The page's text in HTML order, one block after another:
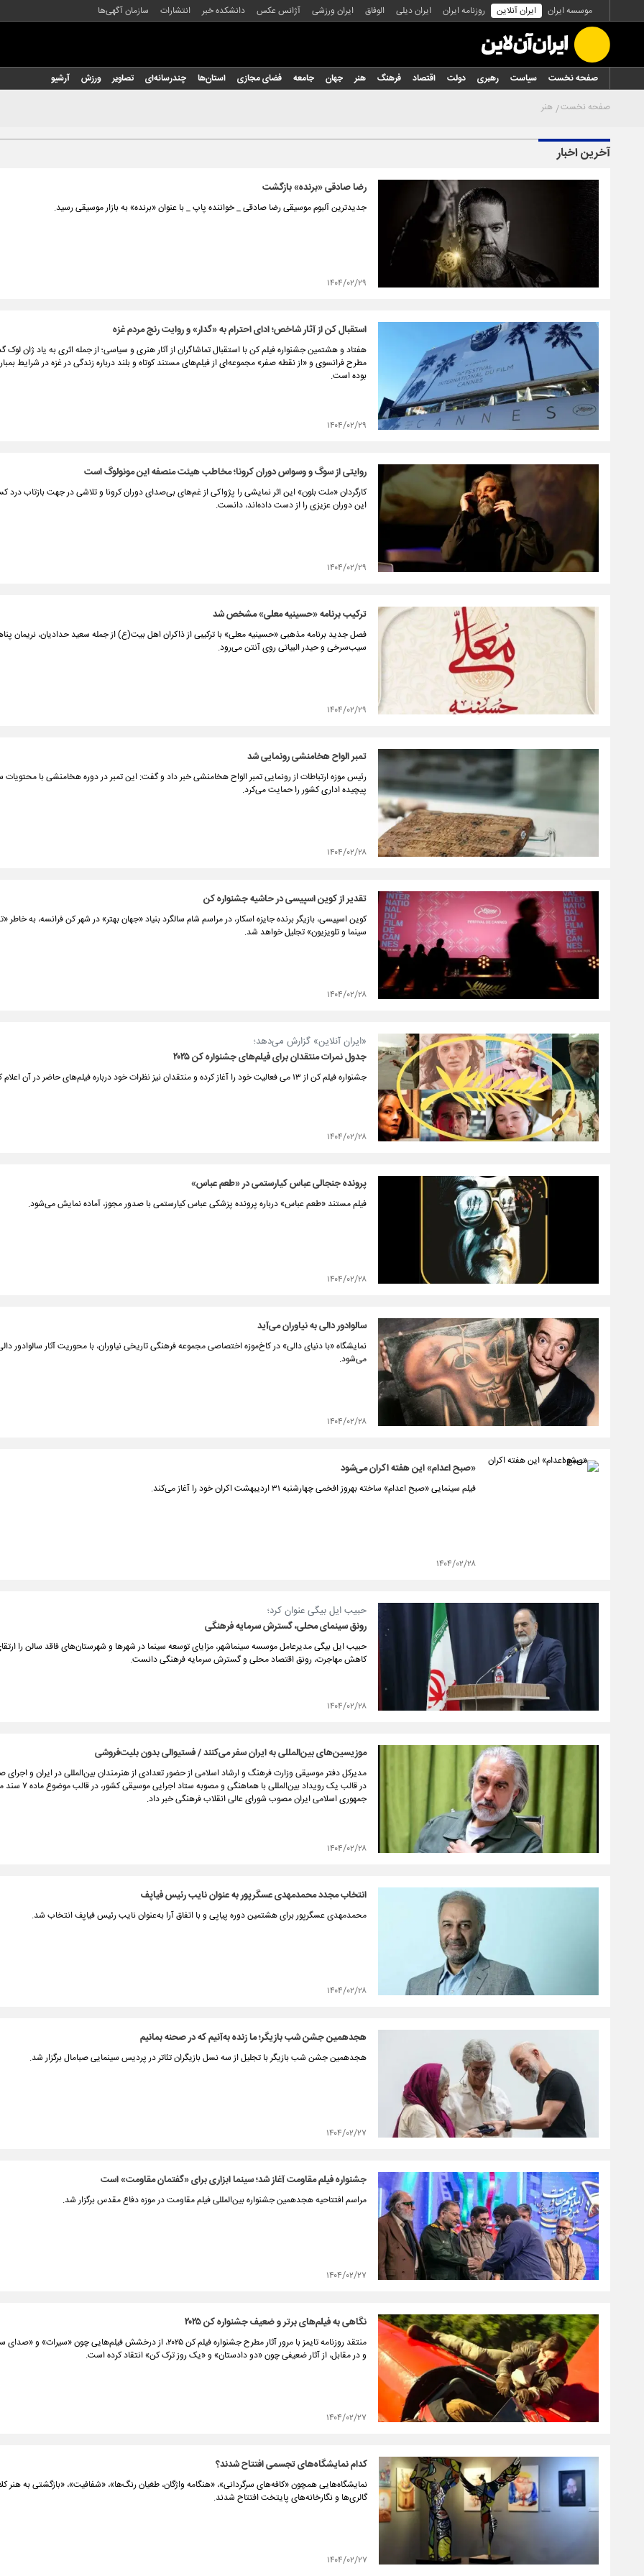
موسسه ایران ایران آنلاین روزنامه ایران ایران دیلی الوفاق ایران ورزشی آژانس عکس دانشکده خبر انتشارات سازمان آگهی‌ها
صفحه نخست سیاست رهبری دولت اقتصاد فرهنگ هنر جهان جامعه فضای مجازی استان‌ها چندرسانه‌ای تصاویر ورزش آرشیو
صفحه نخست هنر
آخرین اخبار
رضا صادقی «برنده» بازگشت
جدیدترین آلبوم موسیقی رضا صادقی _ خواننده پاپ _ با عنوان «برنده» به بازار موسیقی رسید.
۱۴۰۴/۰۲/۲۹
استقبال کن از آثار شاخص؛ ادای احترام به «گدار» و روایت رنج مردم غزه
هفتاد و هشتمین جشنواره فیلم کن با استقبال تماشاگران از آثار هنری و سیاسی؛ از جمله اثری به یاد ژان لوک
مطرح فرانسوی و «از نقطه صفر» مجموعه‌ای از فیلم‌های مستند کوتاه و بلند درباره زندگی در غزه در شرایط
بوده است.
۱۴۰۴/۰۲/۲۹
روایتی از سوگ و وسواس دوران کرونا؛ مخاطب هیئت منصفه این مونولوگ است
کارگردان «ملت بلون» این اثر نمایشی را پژواکی از غم‌های بی‌صدای دوران کرونا و تلاشی در جهت بازتاب درد
این دوران عزیزی را از دست داده‌اند، دانست.
۱۴۰۴/۰۲/۲۹
ترکیب برنامه «حسینیه معلی» مشخص شد
فصل جدید برنامه مذهبی «حسینیه معلی» با ترکیبی از ذاکران اهل بیت(ع) از جمله سعید حدادیان، نریمان
سیب‌سرخی و حیدر البیاتی روی آنتن می‌رود.
۱۴۰۴/۰۲/۲۹
تمبر الواح هخامنشی رونمایی شد
رئیس موزه ارتباطات از رونمایی تمبر الواح هخامنشی خبر داد و گفت: این تمبر در دوره هخامنشی با محتویات
پیچیده اداری کشور را حمایت می‌کرد.
۱۴۰۴/۰۲/۲۸
تقدیر از کوین اسپیسی در حاشیه جشنواره کن
کوین اسپیسی، بازیگر برنده جایزه اسکار، در مراسم شام سالگرد بنیاد «جهان بهتر» در شهر کن فرانسه، به‌ خاطر
سینما و تلویزیون» تجلیل خواهد شد.
۱۴۰۴/۰۲/۲۸
«ایران آنلاین» گزارش می‌دهد؛
جدول نمرات منتقدان برای فیلم‌های جشنواره کن ۲۰۲۵
جشنواره فیلم کن از ۱۳ می فعالیت خود را آغاز کرده و منتقدان نیز نظرات خود درباره فیلم‌های حاضر در آن اعلام کرده‌اند.
۱۴۰۴/۰۲/۲۸
پرونده جنجالی عباس کیارستمی در «طعم عباس»
فیلم مستند «طعم عباس» درباره پرونده پزشکی عباس کیارستمی با صدور مجوز، آماده نمایش می‌شود.
۱۴۰۴/۰۲/۲۸
سالوادور دالی به نیاوران می‌آید
نمایشگاه «با دنیای دالی» در کاخ‌موزه اختصاصی مجموعه فرهنگی‌ تاریخی نیاوران، با محوریت آثار سالوادور دالی
می‌شود.
۱۴۰۴/۰۲/۲۸
«صبح اعدام» این هفته اکران می‌شود
فیلم سینمایی «صبح اعدام» ساخته بهروز افخمی چهارشنبه ۳۱ اردیبهشت اکران خود را آغاز می‌کند.
۱۴۰۴/۰۲/۲۸
حبیب ایل بیگی عنوان کرد؛
رونق سینمای محلی، گسترش سرمایه فرهنگی
حبیب ایل بیگی مدیرعامل موسسه سینماشهر، مزایای توسعه سینما در شهرها و شهرستان‌های فاقد سالن را
کاهش مهاجرت، رونق اقتصاد محلی و گسترش سرمایه فرهنگی دانست.
۱۴۰۴/۰۲/۲۸
موزیسین‌های بین‌المللی به ایران سفر می‌کنند / فستیوالی بدون بلیت‌فروشی
مدیرکل دفتر موسیقی وزارت فرهنگ و ارشاد اسلامی از حضور تعدادی از هنرمندان بین‌المللی در ایران و اجرای
در قالب یک رویداد بین‌المللی با
جمهوری اسلامی ایران مصوب شورای عالی انقلاب فرهنگی خبر داد.
۱۴۰۴/۰۲/۲۸
انتخاب مجدد محمدمهدی عسگرپور به عنوان نایب رئیس فیاپف
محمدمهدی عسگرپور برای هشتمین دوره پیاپی و با اتفاق آرا به‌عنوان نایب رئیس فیاپف انتخاب شد.
۱۴۰۴/۰۲/۲۸
هجدهمین جشن شب بازیگر؛ ما زنده به‌آنیم که در صحنه بمانیم
هجدهمین جشن شب بازیگر با تجلیل از سه نسل بازیگران تئاتر در پردیس سینمایی صبامال برگزار شد.
۱۴۰۴/۰۲/۲۷
جشنواره فیلم مقاومت آغاز شد؛ سینما ابزاری برای «گفتمان مقاومت» است
مراسم افتتاحیه هجدهمین جشنواره بین‌المللی فیلم مقاومت در موزه دفاع مقدس برگزار شد.
۱۴۰۴/۰۲/۲۷
نگاهی به فیلم‌های برتر و ضعیف جشنواره کن ۲۰۲۵
منتقد روزنامه تایمز با مرور آثار مطرح جشنواره فیلم کن ۲۰۲۵، از درخشش فیلم‌هایی چون
و در مقابل، از آثار ضعیفی چون «دو دادستان» و «یک روز ترک کن» انتقاد کرده است.
۱۴۰۴/۰۲/۲۷
کدام نمایشگاه‌های تجسمی افتتاح شدند؟
نمایشگاه‌هایی همچون «کافه‌های سرگردانی»، «هنگامه واژگان، طغیان رنگ‌ها»، «شفافیت»، «بازگشتی به هنر
گالری‌ها و نگارخانه‌های پایتخت افتتاح شدند.
۱۴۰۴/۰۲/۲۷